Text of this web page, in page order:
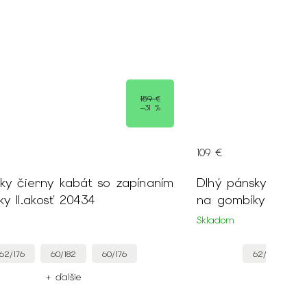
159 €
–31 %
čierny kabát so zapínaním
na gombíky II.akosť 20434
62/176 60/182 60/176
+ ďalšie
Dlhý pánsky
Skladom
109 €
62/182